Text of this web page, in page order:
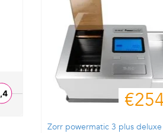
Zorr powermatic 3 plus deluxe